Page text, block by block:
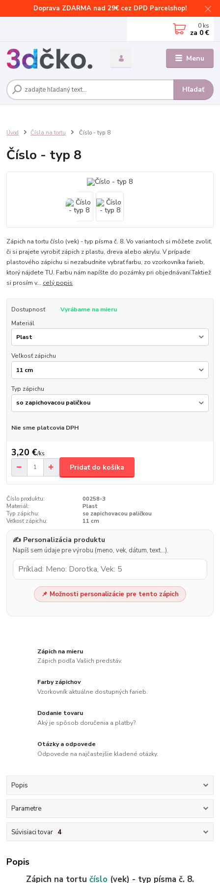
Doprava ZDARMA nad 29€ cez DPD Parcelshop!
Menu
Hľadať
0 ks
za 0 €
Úvod Čísla na tortu Číslo - typ 8
Číslo - typ 8
Zápich na tortu číslo (vek) - typ písma č. 8. Vo variantoch si môžete zvoliť,
či si prajete vyrobiť zápich z plastu, dreva alebo akrylu. V prípade
plastového zápichu si nezabudnite vybrať farbu, zo vzorkovníka farieb,
ktorý nájdete TU. Farbu nám napíšte do pozámky pri objednávaní.Taktiež
si prosím v... celý popis
Dostupnosť
Vyrábame na mieru
Materiál
Veľkosť zápichu
Typ zápichu
Nie sme platcovia DPH
3,20 €/ks
Pridať do košíka
Číslo produktu:
00258-3
Materiál:
Plast
Typ zápichu:
so zapichovacou paličkou
Veľkosť zápichu:
11 cm
✍️ Personalizácia produktu
Napíš sem údaje pre výrobu (meno, vek, dátum, text…).
📌 Možnosti personalizácie pre tento zápich
Zápich na mieru
Zápich podľa Vašich predstáv.
Farby zápichov
Vzorkovník aktuálne dostupných farieb.
Dodanie tovaru
Aký je spôsob doručenia a platby?
Otázky a odpovede
Odpovede na najčastejšie kladené otázky.
Popis
Parametre
Súvisiaci tovar 4
Popis
Zápich na tortu číslo (vek) - typ písma č. 8.